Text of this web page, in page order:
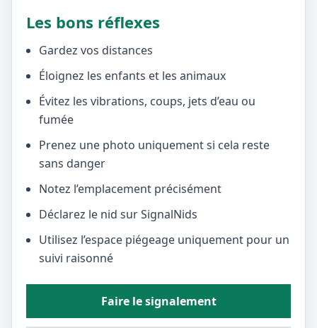
Les bons réflexes
Gardez vos distances
Éloignez les enfants et les animaux
Évitez les vibrations, coups, jets d’eau ou
fumée
Prenez une photo uniquement si cela reste
sans danger
Notez l’emplacement précisément
Déclarez le nid sur SignalNids
Utilisez l’espace piégeage uniquement pour un
suivi raisonné
Faire le signalement